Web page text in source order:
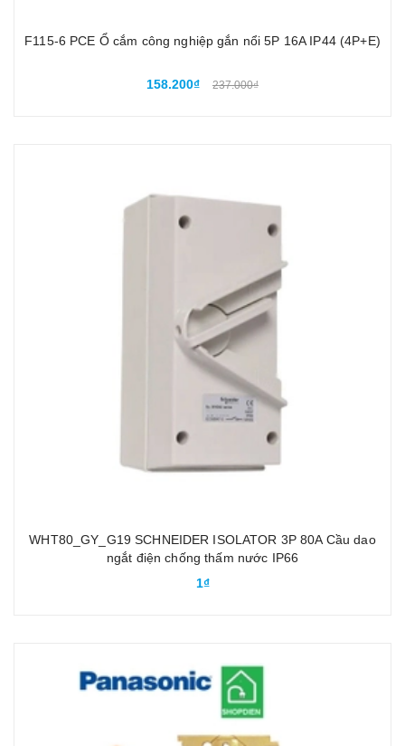
F115-6 PCE Ổ cắm công nghiệp gắn nổi 5P 16A IP44 (4P+E)
158.200₫ 237.000₫
WHT80_GY_G19 SCHNEIDER ISOLATOR 3P 80A Cầu dao
ngắt điện chống thấm nước IP66
1₫